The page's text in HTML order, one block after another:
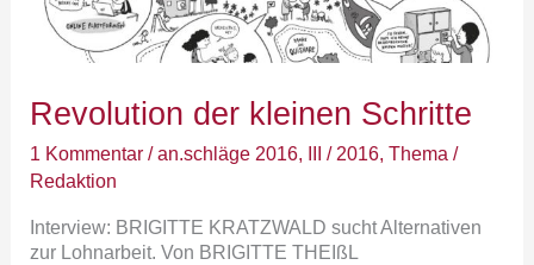
Revolution der kleinen Schritte
1 Kommentar /an.schläge 2016, III / 2016,Thema /
Redaktion
Interview: BRIGITTE KRATZWALD sucht Alternativen
zur Lohnarbeit. Von BRIGITTE THEIßL